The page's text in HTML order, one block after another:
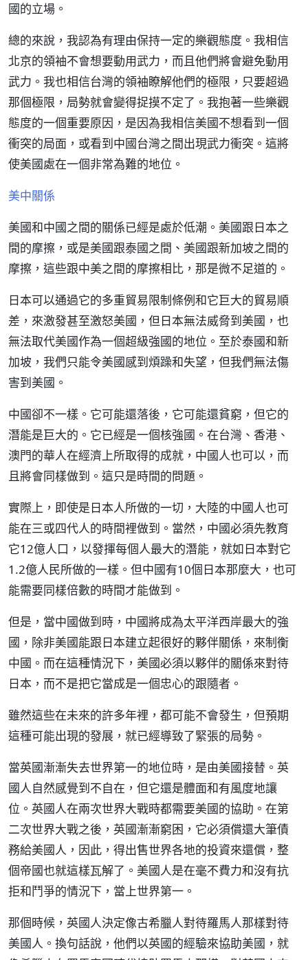
國的立場。
總的來說，我認為有理由保持一定的樂觀態度。我相信
北京的領袖不會想要動用武力，而且他們將會避免動用
武力。我也相信台灣的領袖瞭解他們的極限，只要超過
那個極限，局勢就會變得捉摸不定了。我抱著一些樂觀
態度的一個重要原因，是因為我相信美國不想看到一個
衝突的局面，或看到中國台灣之間出現武力衝突。這將
使美國處在一個非常為難的地位。
美中關係
美國和中國之間的關係已經是處於低潮。美國跟日本之
間的摩擦，或是美國跟泰國之間、美國跟新加坡之間的
摩擦，這些跟中美之間的摩擦相比，那是微不足道的。
日本可以通過它的多重貿易限制條例和它巨大的貿易順
差，來激發甚至激怒美國，但日本無法威脅到美國，也
無法取代美國作為一個超級強國的地位。至於泰國和新
加坡，我們只能令美國感到煩躁和失望，但我們無法傷
害到美國。
中國卻不一樣。它可能還落後，它可能還貧窮，但它的
潛能是巨大的。它已經是一個核強國。在台灣、香港、
澳門的華人在經濟上所取得的成就，中國人也可以，而
且將會同樣做到。這只是時間的問題。
實際上，即使是日本人所做的一切，大陸的中國人也可
能在三或四代人的時間裡做到。當然，中國必須先教育
它12億人口，以發揮每個人最大的潛能，就如日本對它
1.2億人民所做的一樣。但中國有10個日本那麼大，也可
能需要同樣倍數的時間才能做到。
但是，當中國做到時，中國將成為太平洋西岸最大的強
國，除非美國能跟日本建立起很好的夥伴關係，來制衡
中國。而在這種情況下，美國必須以夥伴的關係來對待
日本，而不是把它當成是一個忠心的跟隨者。
雖然這些在未來的許多年裡，都可能不會發生，但預期
這種可能出現的發展，就已經導致了緊張的局勢。
當英國漸漸失去世界第一的地位時，是由美國接替。英
國人自然感覺到不自在，但它還是體面和有風度地讓
位。英國人在兩次世界大戰時都需要美國的協助。在第
二次世界大戰之後，英國漸漸窮困，它必須償還大筆債
務給美國人，因此，得出售世界各地的投資來還償，整
個帝國也就這樣瓦解了。美國人是在毫不費力和沒有抗
拒和鬥爭的情況下，當上世界第一。
那個時候，英國人決定像古希臘人對待羅馬人那樣對待
美國人。換句話說，他們以英國的經驗來協助美國，就